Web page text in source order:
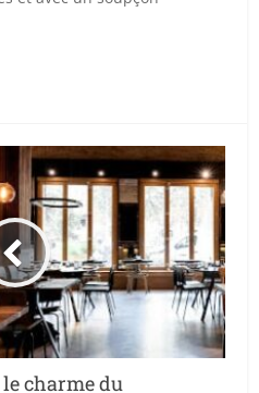
charme du